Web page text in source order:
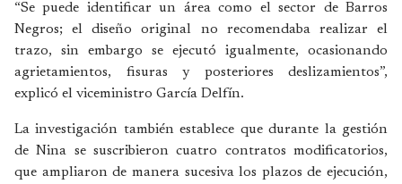
“Se puede identificar un área como el sector de Barros
Negros; el diseño original no recomendaba realizar el
trazo, sin embargo se ejecutó igualmente, ocasionando
agrietamientos, fisuras y posteriores deslizamientos”,
explicó el viceministro García Delfín.
La investigación también establece que durante la gestión
de Nina se suscribieron cuatro contratos modificatorios,
que ampliaron de manera sucesiva los plazos de ejecución,